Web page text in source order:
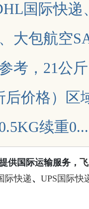
国际快
大包航空
考，21公
后价格）区
续重
供国际运输服务，
际快递 、 UPS国际快